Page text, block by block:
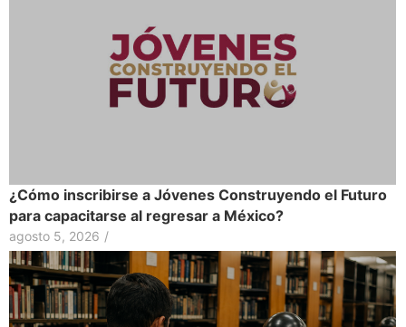
¿Cómo inscribirse a Jóvenes Construyendo el Futuro
para capacitarse al regresar a México?
agosto 5, 2026 /